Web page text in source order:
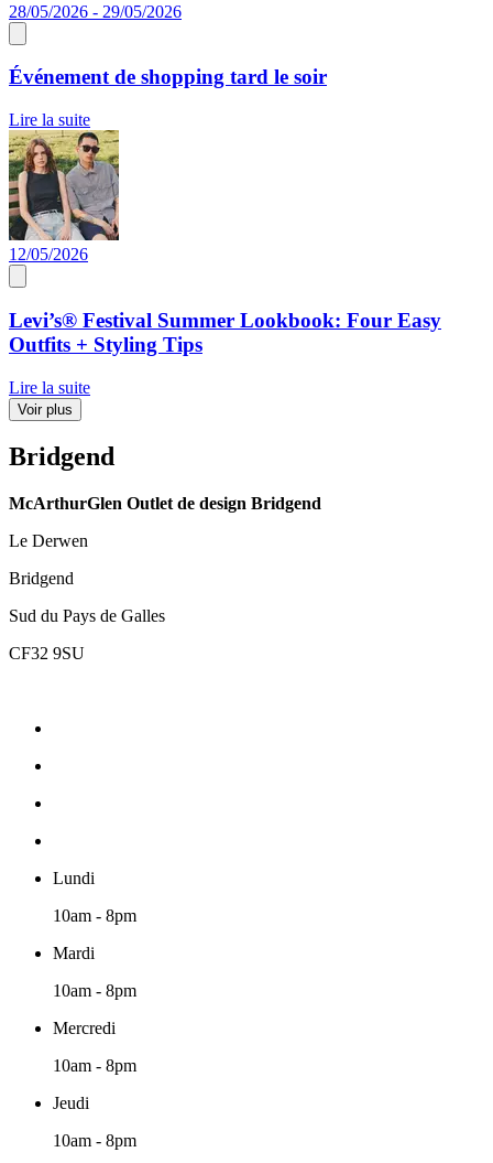
28/05/2026 - 29/05/2026
Événement de shopping tard le soir
Lire la suite
12/05/2026
Levi’s® Festival Summer Lookbook: Four Easy
Outfits + Styling Tips
Lire la suite
Voir plus
Bridgend
McArthurGlen Outlet de design Bridgend
Le Derwen
Bridgend
Sud du Pays de Galles
CF32 9SU
Lundi
10am - 8pm
Mardi
10am - 8pm
Mercredi
10am - 8pm
Jeudi
10am - 8pm